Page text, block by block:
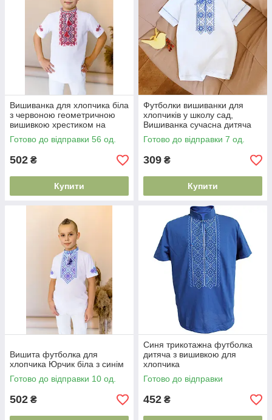
Вишиванка для хлопчика біла
з червоною геометричною
вишивкою хрестиком на
тканині лакоста розміри 98–
152
Готово до відправки 56 од.
502 ₴
Купити
Футболки вишиванки для
хлопчиків у школу сад,
Вишиванка сучасна дитяча
класична
Готово до відправки 7 од.
309 ₴
Купити
Вишита футболка для
хлопчика Юрчик біла з синім
Готово до відправки 10 од.
502 ₴
Синя трикотажна футболка
дитяча з вишивкою для
хлопчика
Готово до відправки
452 ₴